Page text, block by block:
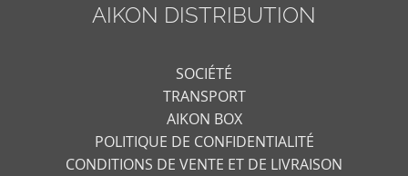
AIKON DISTRIBUTION
SOCIÉTÉ
TRANSPORT
AIKON BOX
POLITIQUE DE CONFIDENTIALITÉ
CONDITIONS DE VENTE ET DE LIVRAISON